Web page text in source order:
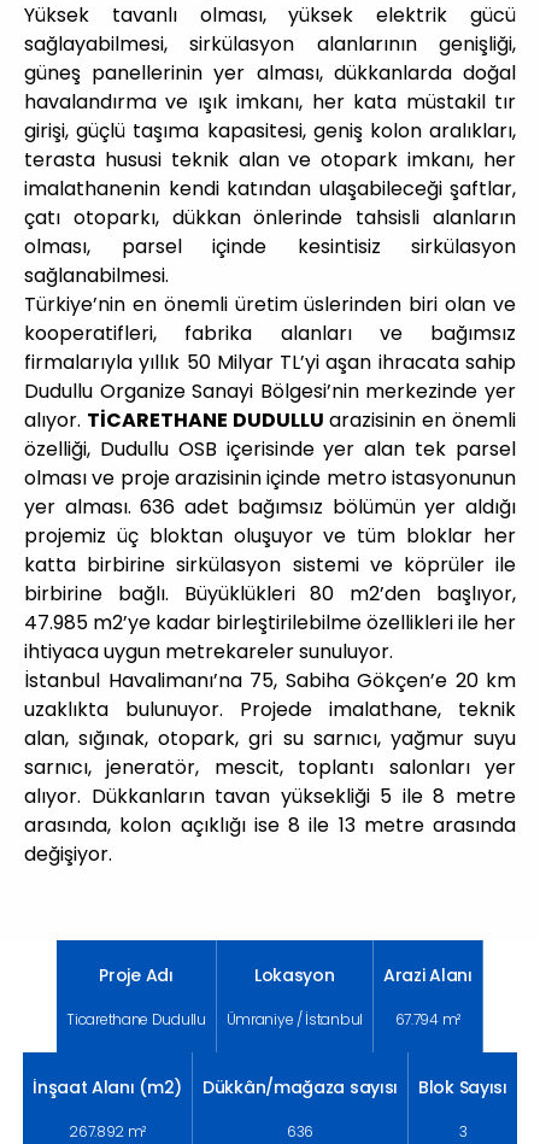
Yüksek tavanlı olması, yüksek elektrik gücü
sağlayabilmesi, sirkülasyon alanlarının genişliği,
güneş panellerinin yer alması, dükkanlarda doğal
havalandırma ve ışık imkanı, her kata müstakil tır
girişi, güçlü taşıma kapasitesi, geniş kolon aralıkları,
terasta hususi teknik alan ve otopark imkanı, her
imalathanenin kendi katından ulaşabileceği şaftlar,
çatı otoparkı, dükkan önlerinde tahsisli alanların
olması, parsel içinde kesintisiz sirkülasyon
sağlanabilmesi.
Türkiye’nin en önemli üretim üslerinden biri olan ve
kooperatifleri, fabrika alanları ve bağımsız
firmalarıyla yıllık 50 Milyar TL’yi aşan ihracata sahip
Dudullu Organize Sanayi Bölgesi’nin merkezinde yer
alıyor. TİCARETHANE DUDULLU arazisinin en önemli
özelliği, Dudullu OSB içerisinde yer alan tek parsel
olması ve proje arazisinin içinde metro istasyonunun
yer alması. 636 adet bağımsız bölümün yer aldığı
projemiz üç bloktan oluşuyor ve tüm bloklar her
katta birbirine sirkülasyon sistemi ve köprüler ile
birbirine bağlı. Büyüklükleri 80 m2’den başlıyor,
47.985 m2’ye kadar birleştirilebilme özellikleri ile her
ihtiyaca uygun metrekareler sunuluyor.
İstanbul Havalimanı’na 75, Sabiha Gökçen’e 20 km
uzaklıkta bulunuyor. Projede imalathane, teknik
alan, sığınak, otopark, gri su sarnıcı, yağmur suyu
sarnıcı, jeneratör, mescit, toplantı salonları yer
alıyor. Dükkanların tavan yüksekliği 5 ile 8 metre
arasında, kolon açıklığı ise 8 ile 13 metre arasında
değişiyor.
Proje Adı
Ticarethane Dudullu
Lokasyon
Ümraniye / İstanbul
Arazi Alanı
67.794 m²
İnşaat Alanı (m2)
267.892 m²
Dükkân/mağaza sayısı
636
Blok Sayısı
3